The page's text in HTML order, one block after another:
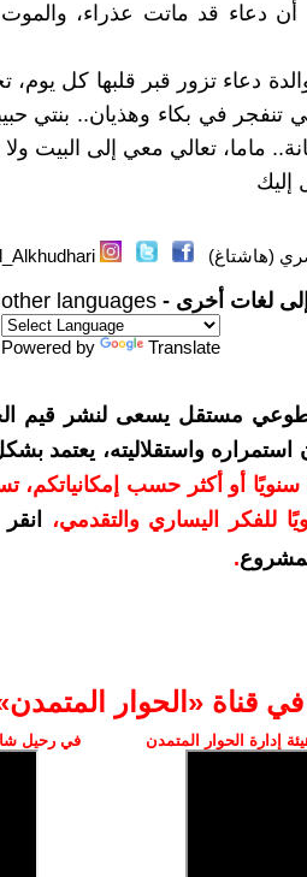
أن دعاء قد ماتت عذراء،
دعاء تزور قبر قلبها كل
تنفجر في بكاء وهذيان.. بنتي
ماما، تعالي معي إلى البيت
إليك
(هاشتاغ)
لغات أخرى -languages
Powered by Translate
مستقل يسعى لنشر قيم
استمراره واستقلاليته، يعتمد
10 دولارات سنويًا أو أكثر حسب
للفكر اليساري والتقدمي،
.
قناة ‫«الحوار
إدارة الحوار المتمدن في رحيل